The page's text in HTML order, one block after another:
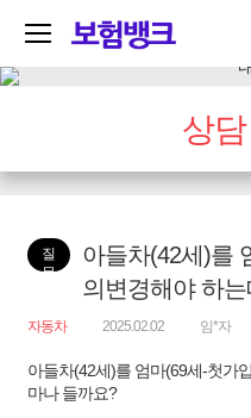
상
질
문
아들차(42세)를
의변경해야 하
자동차 2025.02.02 임*자
아들차(42세)를 엄마(69세-첫가
마나 들까요?